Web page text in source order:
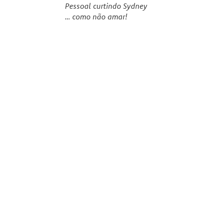
Pessoal curtindo Sydney
… como não amar!